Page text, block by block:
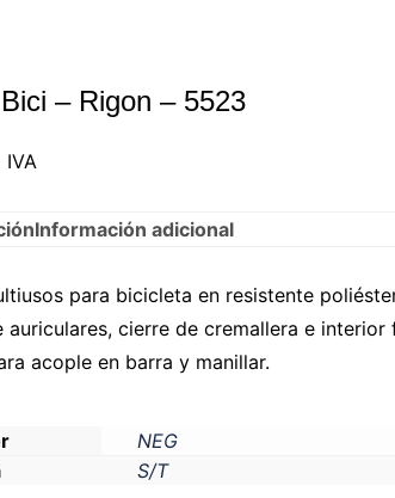
– Rigon – 5523
IVA
Información adicional
para bicicleta en resistente
auriculares, cierre de cremallera e
acople en barra y manillar.
NEG
S/T